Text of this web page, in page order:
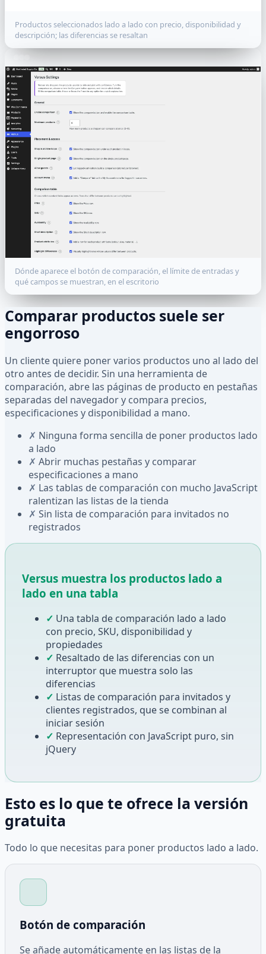
Productos seleccionados lado a lado con precio, disponibilidad y
descripción; las diferencias se resaltan
Dónde aparece el botón de comparación, el límite de entradas y
qué campos se muestran, en el escritorio
Comparar productos suele ser
engorroso
Un cliente quiere poner varios productos uno al lado del
otro antes de decidir. Sin una herramienta de
comparación, abre las páginas de producto en pestañas
separadas del navegador y compara precios,
especificaciones y disponibilidad a mano.
✗ Ninguna forma sencilla de poner productos lado
a lado
✗ Abrir muchas pestañas y comparar
especificaciones a mano
✗ Las tablas de comparación con mucho JavaScript
ralentizan las listas de la tienda
✗ Sin lista de comparación para invitados no
registrados
Versus muestra los productos lado a
lado en una tabla
✓ Una tabla de comparación lado a lado
con precio, SKU, disponibilidad y
propiedades
✓ Resaltado de las diferencias con un
interruptor que muestra solo las
diferencias
✓ Listas de comparación para invitados y
clientes registrados, que se combinan al
iniciar sesión
✓ Representación con JavaScript puro, sin
jQuery
Esto es lo que te ofrece la versión
gratuita
Todo lo que necesitas para poner productos lado a lado.
Botón de comparación
Se añade automáticamente en las listas de la